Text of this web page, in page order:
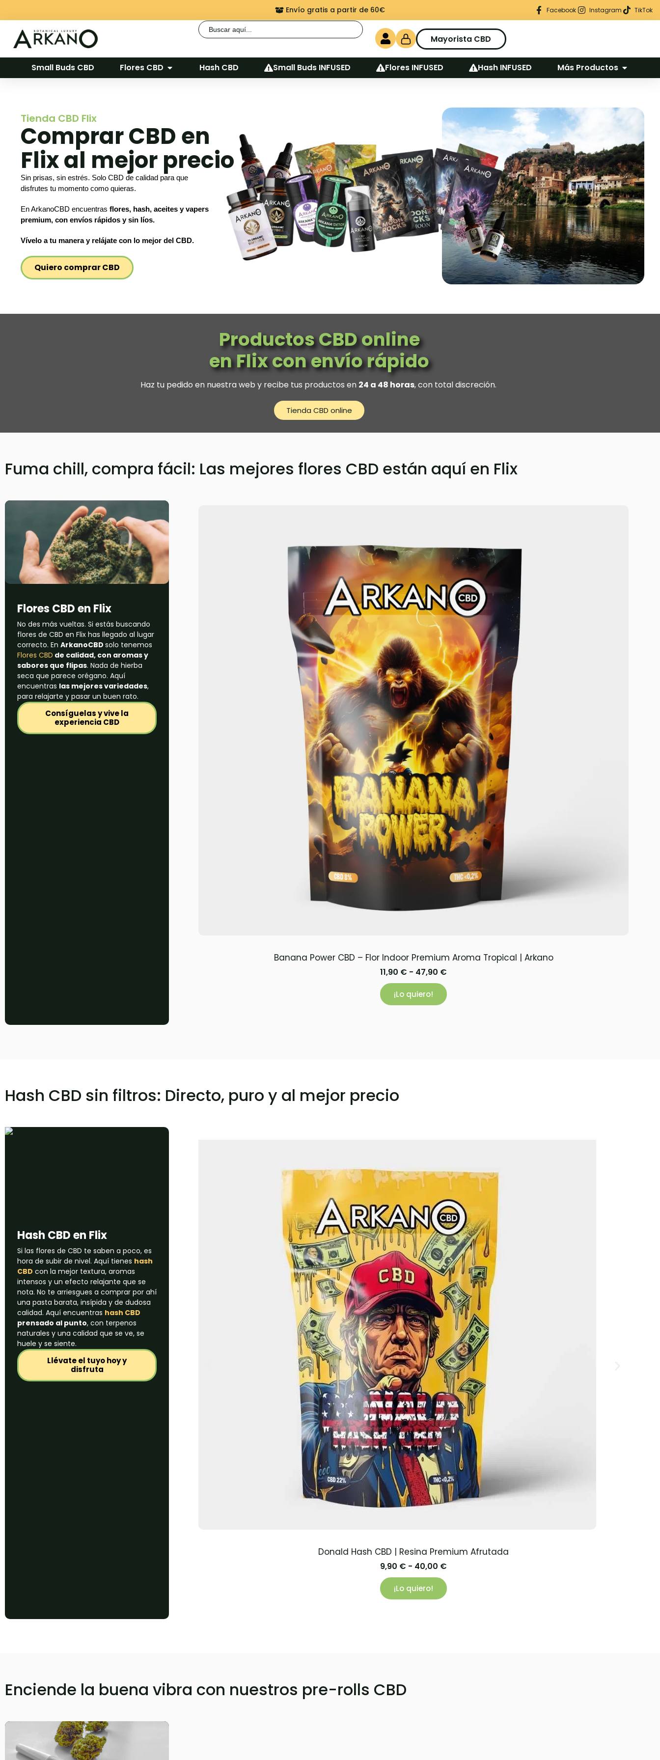
Envío gratis a partir de 60€ Regalo seguro en cada pedidoFacebook Instagram TikTok
Mayorista CBD
Buscar:
Small Buds CBD Flores CBD Hash CBD Small Buds INFUSED Flores INFUSED Hash INFUSED Más Productos
Tienda CBD Flix
Comprar CBD en
Flix al mejor precio
Sin prisas, sin estrés. Solo CBD de calidad para que
disfrutes tu momento como quieras.
En ArkanoCBD encuentras flores, hash, aceites y vapers
premium, con envíos rápidos y sin líos.
Vívelo a tu manera y relájate con lo mejor del CBD.
Quiero comprar CBD
Productos CBD online
en Flix con envío rápido
Haz tu pedido en nuestra web y recibe tus productos en 24 a 48 horas, con total discreción.
Tienda CBD online
Fuma chill, compra fácil: Las mejores flores CBD están aquí en Flix
Flores CBD en Flix
No des más vueltas. Si estás buscando
flores de CBD en Flix has llegado al lugar
correcto. En ArkanoCBD solo tenemos
Flores CBD de calidad, con aromas y
sabores que flipas. Nada de hierba
seca que parece orégano. Aquí
encuentras las mejores variedades,
para relajarte y pasar un buen rato.
Consíguelas y vive la
experiencia CBD
Banana Power CBD – Flor Indoor Premium Aroma Tropical | Arkano
11,90 € - 47,90 €
¡Lo quiero!
Hash CBD sin filtros: Directo, puro y al mejor precio
Hash CBD​ en Flix
Si las flores de CBD te saben a poco, es
hora de subir de nivel. Aquí tienes hash
CBD con la mejor textura, aromas
intensos y un efecto relajante que se
nota. No te arriesgues a comprar por ahí
una pasta barata, insípida y de dudosa
calidad. Aquí encuentras hash CBD
prensado al punto, con terpenos
naturales y una calidad que se ve, se
huele y se siente.
Llévate el tuyo hoy y
disfruta
Donald Hash CBD | Resina Premium Afrutada
9,90 € - 40,00 €
¡Lo quiero!
Enciende la buena vibra con nuestros pre-rolls CBD